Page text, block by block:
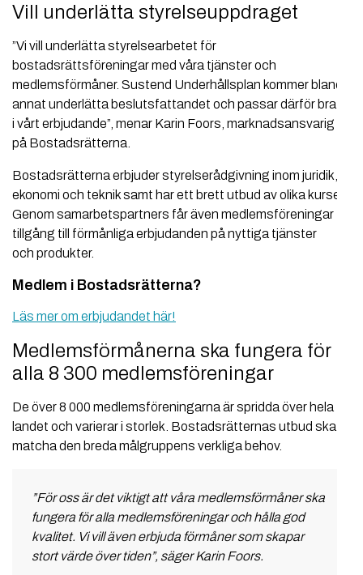
Vill underlätta styrelseuppdraget
”Vi vill underlätta styrelsearbetet för
bostadsrättsföreningar med våra tjänster och
medlemsförmåner. Sustend Underhållsplan kommer bland
annat underlätta beslutsfattandet och passar därför bra in
i vårt erbjudande”, menar Karin Foors, marknadsansvarig
på Bostadsrätterna.
Bostadsrätterna erbjuder styrelserådgivning inom juridik,
ekonomi och teknik samt har ett brett utbud av olika kurser.
Genom samarbetspartners får även medlemsföreningar
tillgång till förmånliga erbjudanden på nyttiga tjänster
och produkter.
Medlem i Bostadsrätterna?
Läs mer om erbjudandet här!
Medlemsförmånerna ska fungera för
alla 8 300 medlemsföreningar
De över 8 000 medlemsföreningarna är spridda över hela
landet och varierar i storlek. Bostadsrätternas utbud ska
matcha den breda målgruppens verkliga behov.
”För oss är det viktigt att våra medlemsförmåner ska
fungera för alla medlemsföreningar och hålla god
kvalitet. Vi vill även erbjuda förmåner som skapar
stort värde över tiden”, säger Karin Foors.